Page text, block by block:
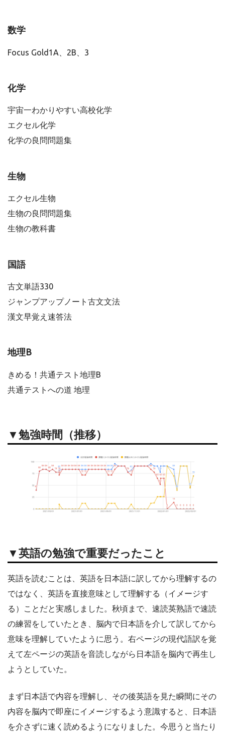
数学
Focus Gold1A、2B、3
化学
宇宙一わかりやすい高校化学
エクセル化学
化学の良問問題集
生物
エクセル生物
生物の良問問題集
生物の教科書
国語
古文単語330
ジャンプアップノート古文文法
漢文早覚え速答法
地理B
きめる！共通テスト地理B
共通テストへの道 地理
▼勉強時間（推移）
▼英語の勉強で重要だったこと
英語を読むことは、英語を日本語に訳してから理解するの
ではなく、英語を直接意味として理解する（イメージす
る）ことだと実感しました。秋頃まで、速読英熟語で速読
の練習をしていたとき、脳内で日本語を介して訳してから
意味を理解していたように思う。右ページの現代語訳を覚
えて左ページの英語を音読しながら日本語を脳内で再生し
ようとしていた。
まず日本語で内容を理解し、その後英語を見た瞬間にその
内容を脳内で即座にイメージするよう意識すると、日本語
を介さずに速く読めるようになりました。今思うと当たり